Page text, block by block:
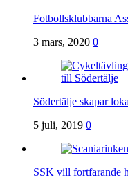
Fotbollsklubbarna
3 mars, 2020 0
Södertälje skapar
5 juli, 2019 0
SSK vill fortfarande